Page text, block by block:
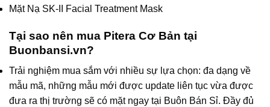
Mặt Nạ SK-II Facial Treatment Mask
Tại sao nên mua Pitera Cơ Bản tại
Buonbansi.vn?
Trải nghiệm mua sắm với nhiều sự lựa chọn: đa dạng về
mẫu mã, những mẫu mới được update liên tục vừa được
đưa ra thị trường sẽ có mặt ngay tại Buôn Bán Sỉ. Đầy đủ